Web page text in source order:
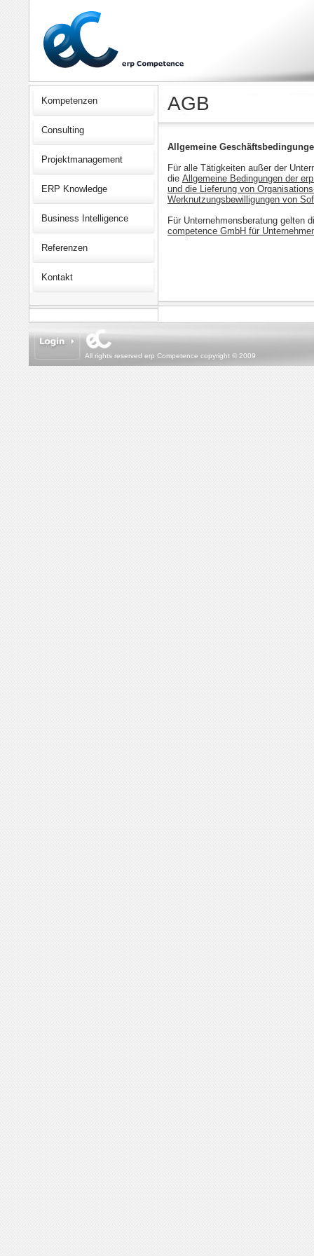
Kompetenzen
Consulting
Projektmanagement
ERP Knowledge
Business Intelligence
Referenzen
Kontakt
AGB
Allgemeine
Für alle Tätigkeiten außer der
die Allgemeine Bedingungen der
und die Lieferung von
Werknutzungsbewilligungen von
Für Unternehmensberatung gelten
competence GmbH für
All rights reserved erp Competence copyright © 2009